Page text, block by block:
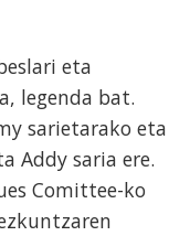
eta
legenda bat.
sarietarako eta
Addy saria ere.
Comittee-ko